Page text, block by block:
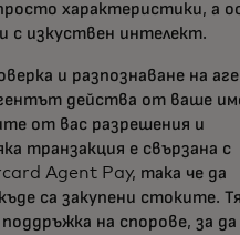
характеристики, а
с изкуствен интелект.
и разпознаване на
действа от ваше
от вас разрешения и
транзакция е свързана с
Agent Pay, така че да
са закупени стоките.
на спорове, за да